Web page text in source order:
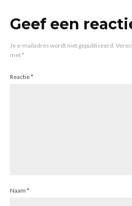
Geef een
Je e-mailadres wordt niet gepubliceerd.
met*
Reactie*
Naam *